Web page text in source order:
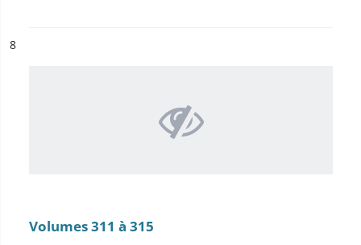
n°
8
Volumes 311 à 315